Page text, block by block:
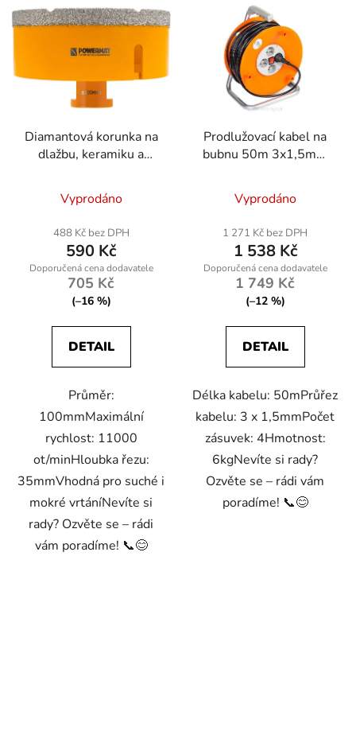
Diamantová korunka na
dlažbu, keramiku a
Vyprodáno
488 Kč bez DPH
590 Kč
705 Kč
(–16 %)
DETAIL
Průměr:
100mmMaximální
rychlost: 11000
ot/minHloubka řezu:
35mmVhodná pro suché i
mokré vrtáníNevíte si
rady? Ozvěte se – rádi
vám poradíme! 📞😊
Prodlužovací kabel na
bubnu 50m 3x1,5mm
Vyprodáno
1 271 Kč bez DPH
1 538 Kč
1 749 Kč
(–12 %)
DETAIL
Délka kabelu: 50mPrůřez
kabelu: 3 x 1,5mmPočet
zásuvek: 4Hmotnost:
6kgNevíte si rady?
Ozvěte se – rádi vám
poradíme! 📞😊